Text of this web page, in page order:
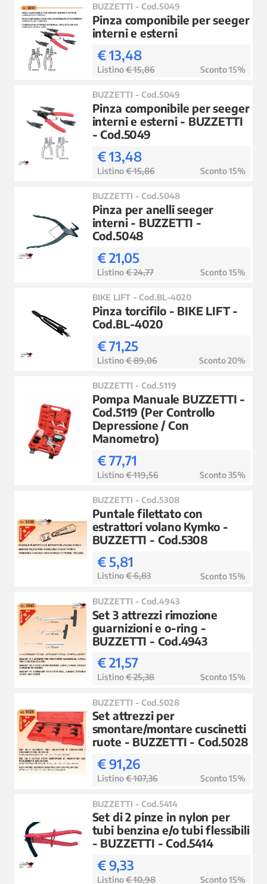
BUZZETTI - Cod.5049
Pinza componibile per seeger
interni e esterni
€ 13,48
Listino€ 15,86 Sconto 15%
BUZZETTI - Cod.5049
Pinza componibile per seeger
interni e esterni - BUZZETTI
- Cod.5049
€ 13,48
Listino€ 15,86 Sconto 15%
BUZZETTI - Cod.5048
Pinza per anelli seeger
interni - BUZZETTI -
Cod.5048
€ 21,05
Listino€ 24,77 Sconto 15%
BIKE LIFT - Cod.BL-4020
Pinza torcifilo - BIKE LIFT -
Cod.BL-4020
€ 71,25
Listino€ 89,06 Sconto 20%
BUZZETTI - Cod.5119
Pompa Manuale BUZZETTI -
Cod.5119 (Per Controllo
Depressione / Con
Manometro)
€ 77,71
Listino€ 119,56 Sconto 35%
BUZZETTI - Cod.5308
Puntale filettato con
estrattori volano Kymko -
BUZZETTI - Cod.5308
€ 5,81
Listino€ 6,83 Sconto 15%
BUZZETTI - Cod.4943
Set 3 attrezzi rimozione
guarnizioni e o-ring -
BUZZETTI - Cod.4943
€ 21,57
Listino€ 25,38 Sconto 15%
BUZZETTI - Cod.5028
Set attrezzi per
smontare/montare cuscinetti
ruote - BUZZETTI - Cod.5028
€ 91,26
Listino€ 107,36 Sconto 15%
BUZZETTI - Cod.5414
Set di 2 pinze in nylon per
tubi benzina e/o tubi flessibili
- BUZZETTI - Cod.5414
€ 9,33
Listino€ 10,98 Sconto 15%